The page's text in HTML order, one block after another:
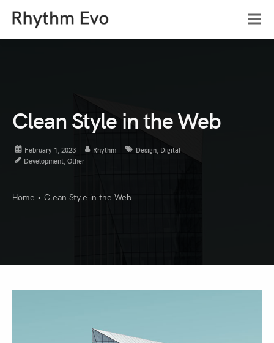
Clean Style in the Web
February 1, 2023 Rhythm Design, Digital
Development, Other
Home • Clean Style in the Web